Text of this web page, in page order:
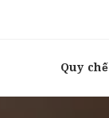
Quy chế